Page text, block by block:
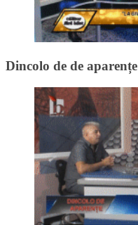
Dincolo de de aparențe